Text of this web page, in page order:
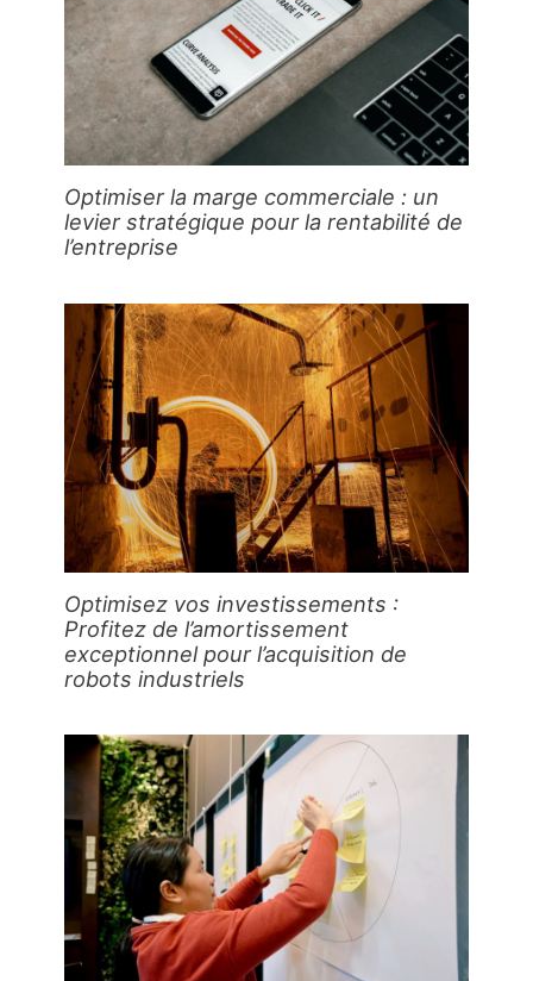
Optimiser la marge commerciale : un
levier stratégique pour la rentabilité de
l’entreprise
Optimisez vos investissements :
Profitez de l’amortissement
exceptionnel pour l’acquisition de
robots industriels